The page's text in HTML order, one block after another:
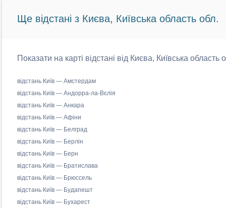
Ще відстані з Києва, Київська область обл.
Показати на карті відстані від Києва, Київська
відстань Київ — Амстердам
відстань Київ — Андорра-ла-Вєлія
відстань Київ — Анкара
відстань Київ — Афіни
відстань Київ — Белград
відстань Київ — Берлін
відстань Київ — Берн
відстань Київ — Братислава
відстань Київ — Брюссель
відстань Київ — Будапешт
відстань Київ — Бухарест